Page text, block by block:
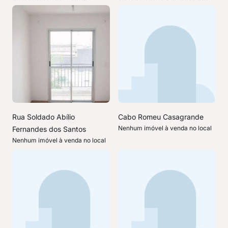
Rua Soldado Abílio
Fernandes dos Santos
Nenhum imóvel à venda no local
Cabo Romeu Casagrande
Nenhum imóvel à venda no local